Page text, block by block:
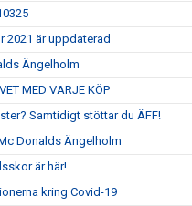
är uppdaterad
Ängelholm
MED VARJE KÖP
Samtidigt stöttar du ÄFF!
Donalds Ängelholm
är här!
kring Covid-19